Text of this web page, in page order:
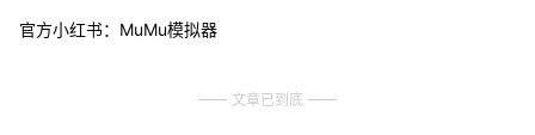
官方小红书：MuMu模拟器
文章已到底